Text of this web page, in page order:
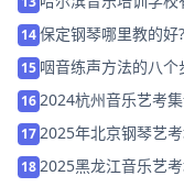
14保定钢琴哪里教的好?
15 咽音练声方法的八个
162024杭州音乐艺考
172025年北京钢琴艺
182025黑龙江音乐艺